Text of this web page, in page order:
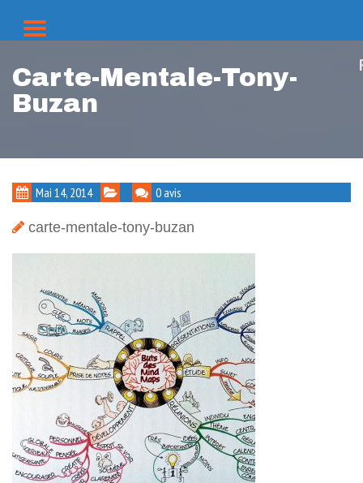
Carte-Mentale-Tony-
Buzan
Mai 14, 2014 0 avis
carte-mentale-tony-buzan